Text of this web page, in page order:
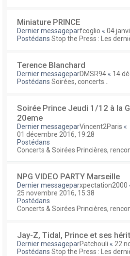
Miniature PRINCE
Dernier messageparfcoglio « 04
Postédans Stop the Press : Les
Terence Blanchard
Dernier messageparDMSR94 « 14
Postédans Soirées, concerts...
Soirée Prince Jeudi 1/12 à la
20eme
Dernier messageparVincent2Paris «
01 décembre 2016, 19:28
Postédans
Concerts & Soirées Princières,
NPG VIDEO PARTY Marseille
Dernier messageparxpectation2000
25 novembre 2016, 15:38
Postédans
Concerts & Soirées Princières,
Jay-Z, Tidal, Prince et ses
Dernier messageparPatchouli « 22
Postédans Stop the Press : Les